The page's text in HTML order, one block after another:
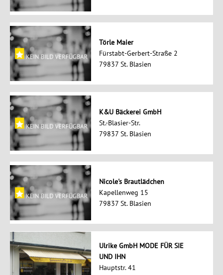
Törle Maier
Fürstabt-Gerbert-Straße 2
79837 St. Blasien
K&U Bäckerei GmbH
St.-Blasier-Str.
79837 St. Blasien
Nicole's Brautlädchen
Kapellenweg 15
79837 St. Blasien
Ulrike GmbH MODE FÜR SIE
UND IHN
Hauptstr. 41